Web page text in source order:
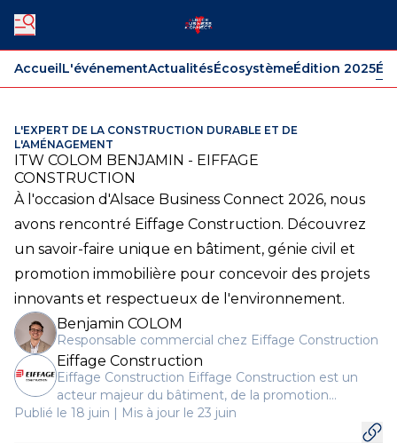
AccueilL'événementActualitésÉcosystèmeÉdition 2025
L'EXPERT DE LA CONSTRUCTION DURABLE ET DE
L'AMÉNAGEMENT
ITW COLOM BENJAMIN - EIFFAGE
CONSTRUCTION
À l'occasion d'Alsace Business Connect 2026, nous
avons rencontré Eiffage Construction. Découvrez
un savoir-faire unique en bâtiment, génie civil et
promotion immobilière pour concevoir des projets
innovants et respectueux de l'environnement.
Benjamin COLOM
Responsable commercial chez Eiffage Construction
Eiffage Construction
Eiffage Construction Eiffage Construction est un
acteur majeur du bâtiment, de la promotion
immobilière et de l’aménagement urbain.
Publié le 18 juin | Mis à jour le 23 juin